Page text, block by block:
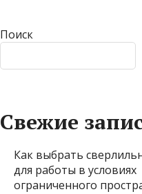
Поиск
Свежие
Как выбрать
для работы в условиях
ограниченного